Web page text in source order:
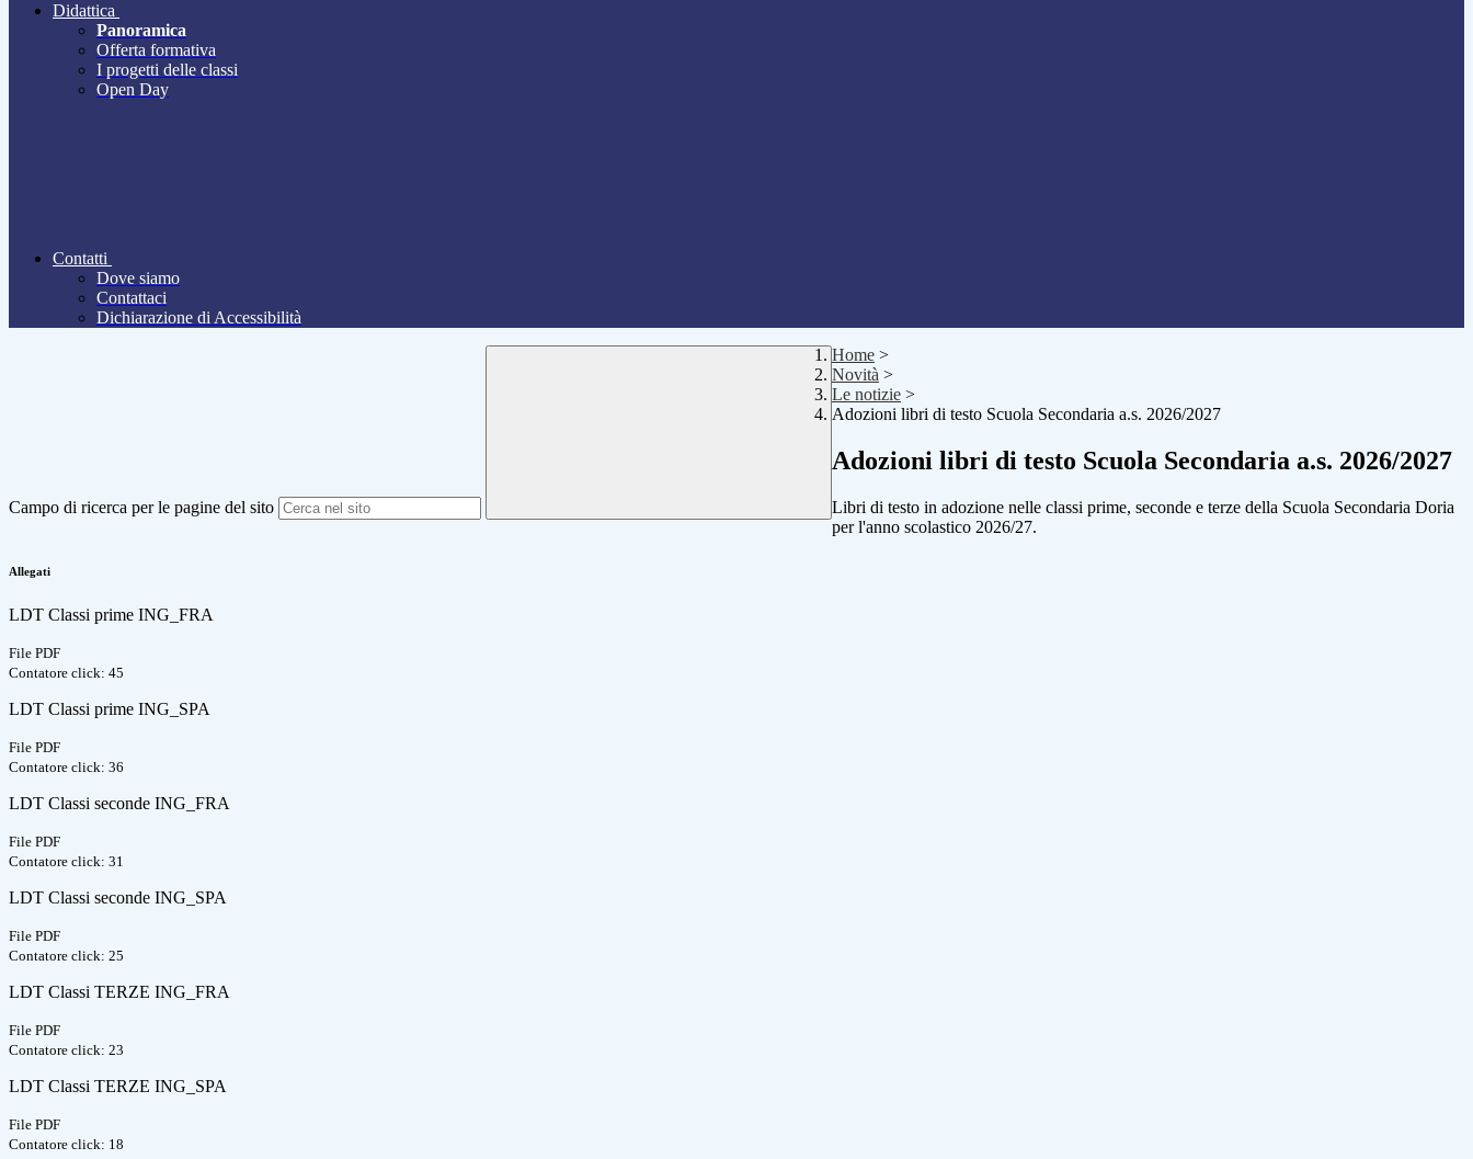
Didattica
Panoramica
Offerta formativa
I progetti delle classi
Open Day
Contatti
Dove siamo
Contattaci
Dichiarazione di Accessibilità
Campo di ricerca per le pagine del sito
Home >
Novità >
Le notizie >
Adozioni libri di testo Scuola Secondaria a.s. 2026/2027
Adozioni libri di testo Scuola Secondaria a.s. 2026/2027
Libri di testo in adozione nelle classi prime, seconde e terze della Scuola Secondaria Doria
per l'anno scolastico 2026/27.
Allegati
LDT Classi prime ING_FRA
File PDF
Contatore click: 45
LDT Classi prime ING_SPA
File PDF
Contatore click: 36
LDT Classi seconde ING_FRA
File PDF
Contatore click: 31
LDT Classi seconde ING_SPA
File PDF
Contatore click: 25
LDT Classi TERZE ING_FRA
File PDF
Contatore click: 23
LDT Classi TERZE ING_SPA
File PDF
Contatore click: 18